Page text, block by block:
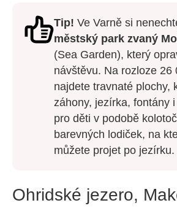
Tip! Ve Varně si
městský park zvaný
(Sea Garden), který
návštěvu. Na rozloze 26
najdete travnaté plochy,
záhony, jezírka, fontány
pro děti v podobě
barevných lodiček, na
můžete projet po jezírku.
Ohridské jezero,